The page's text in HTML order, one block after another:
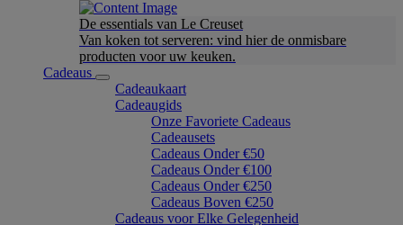
De essentials van Le Creuset
Van koken tot serveren: vind hier de onmisbare
producten voor uw keuken.
Cadeaus
Cadeaukaart
Cadeaugids
Onze Favoriete Cadeaus
Cadeausets
Cadeaus Onder €50
Cadeaus Onder €100
Cadeaus Onder €250
Cadeaus Boven €250
Cadeaus voor Elke Gelegenheid